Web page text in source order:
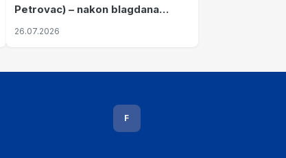
Petrovac) – nakon blagdana
Svete Ane izvršen napad srpskih
26.07.2026
F